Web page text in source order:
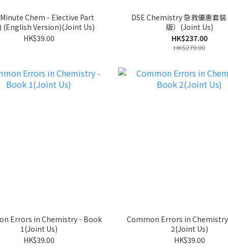
Chem - Elective Part
(English Version)(Joint Us)
HK$39.00
DSE Chemistry 急救優惠套
版）(Joint Us)
HK$237.00
HK$279.00
Errors in Chemistry - Book
1(Joint Us)
HK$39.00
Common Errors in
2(Joint Us)
HK$39.00